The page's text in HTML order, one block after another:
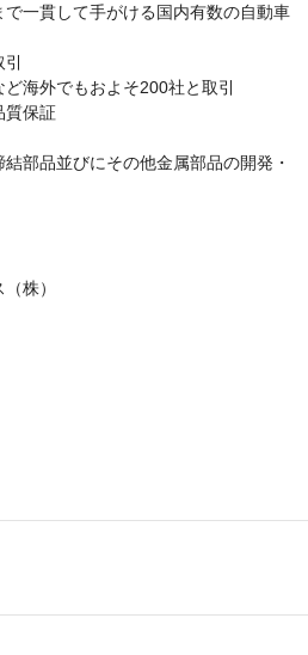
一貫して手がける国内有数の自動車
海外でもおよそ200社と取引
質保証
部品並びにその他金属部品の開発・
株）